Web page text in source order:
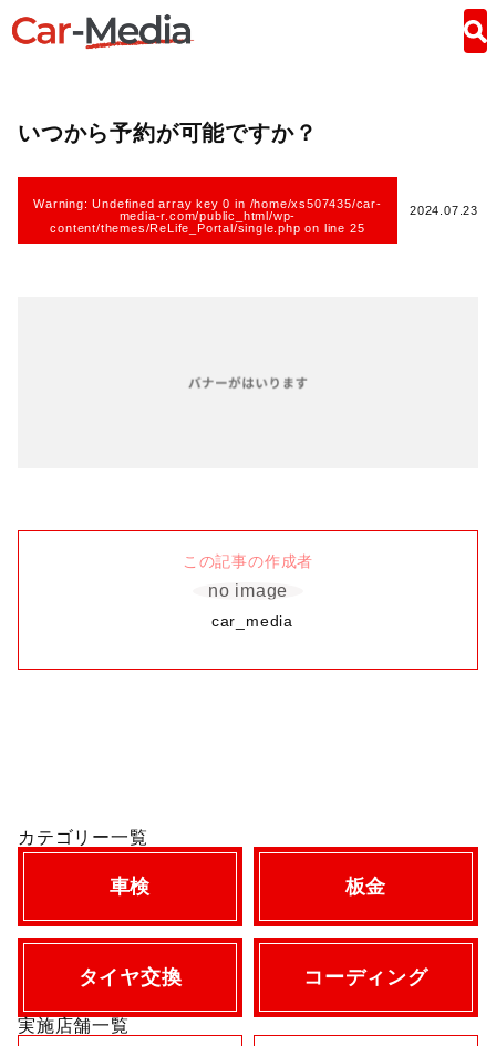
いつから予約が可能ですか？
Warning: Undefined array key 0 in /home/xs507435/car-
media-r.com/public_html/wp-
content/themes/ReLife_Portal/single.php on line 25
2024.07.23
この記事の作成者
no image
car_media
カテゴリー一覧
車検 板金
タイヤ交換 コーディング
実施店舗一覧